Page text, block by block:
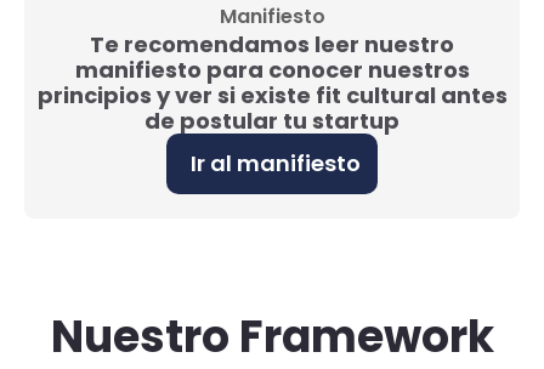
Manifiesto
Te recomendamos leer nuestro
manifiesto para conocer nuestros
principios y ver si existe fit cultural antes
de postular tu startup
Ir al manifiesto
Nuestro Framework